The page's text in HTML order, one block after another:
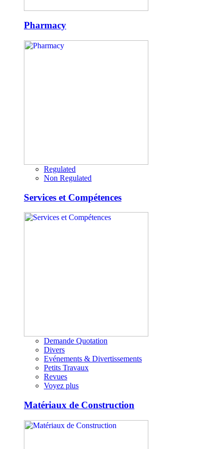
Pharmacy
Regulated
Non Regulated
Services et Compétences
Demande Quotation
Divers
Evénements & Divertissements
Petits Travaux
Revues
Voyez plus
Matériaux de Construction